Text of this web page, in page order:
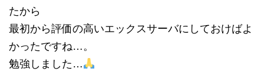
たから
最初から評価の高いエックスサーバにしておけばよ
かったですね…。
勉強しました…